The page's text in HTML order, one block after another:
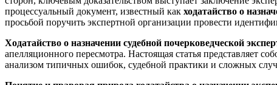
процессуальный документ, известный как ходатайство о
просьбой поручить экспертной организации провести
Ходатайство о назначении судебной почерковедческой
апелляционного пересмотра. Настоящая статья представляет
анализом типичных ошибок, судебной практики и сложных